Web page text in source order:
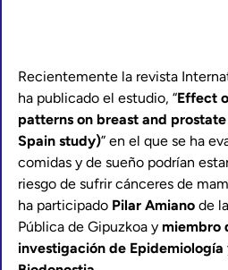
Recientemente la revista
ha publicado el estudio, “Effect
patterns on breast and
Spain study)” en el que se ha
comidas y de sueño podrían
riesgo de sufrir cánceres de
ha participado Pilar Amiano de
Pública de Gipuzkoa y miembro
investigación de